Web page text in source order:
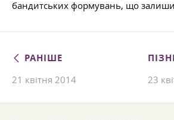
бандитських формувань, що
РАНІШЕ
21 квітня 2014 23